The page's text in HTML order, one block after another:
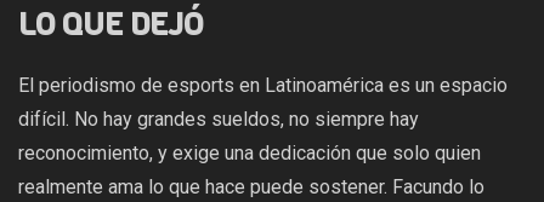
LO QUE DEJÓ
El periodismo de esports en Latinoamérica es un espacio
difícil. No hay grandes sueldos, no siempre hay
reconocimiento, y exige una dedicación que solo quien
realmente ama lo que hace puede sostener. Facundo lo